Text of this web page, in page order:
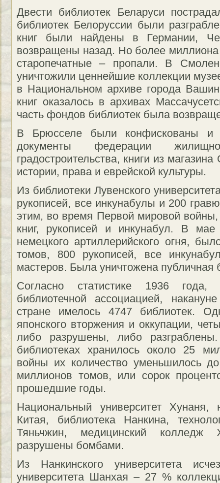
Двести библиотек Беларуси
библиотек Белоруссии были
книг были найдены в Германии,
возвращены назад. Но более миллиона
старопечатные – пропали. В
уничтожили ценнейшие коллекции
в Национальном архиве города
книг оказалось в архивах
часть фондов библиотек была
В Брюсселе были конфискованы и
документы федерации
градостроительства, книги из
истории, права и еврейской культуры.
Из библиотеки Лувенского
рукописей, все инкунабулы и 200
этим, во время Первой мировой
книг, рукописей и инкунабул. В
немецкого артиллерийского огня,
томов, 800 рукописей, все
мастеров. Была уничтожена публичная
Согласно статистике 1936 года,
библиотечной ассоциацией,
стране имелось 4747 библиотек.
японского вторжения и оккупации,
либо разрушены, либо
библиотеках хранилось около 25
войны их количество уменьшилось
миллионов томов, или сорок
прошедшие годы.
Национальный университет Хунаня,
Китая, библиотека Нанкина,
Тяньчжин, медицинский колледж
разрушены бомбами.
Из Нанкинского университета
университета Шанхая – 27 %